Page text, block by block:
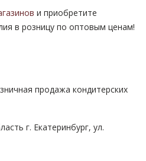
и приобретите
в розницу по оптовым ценам!
продажа кондитерских
г. Екатеринбург, ул.